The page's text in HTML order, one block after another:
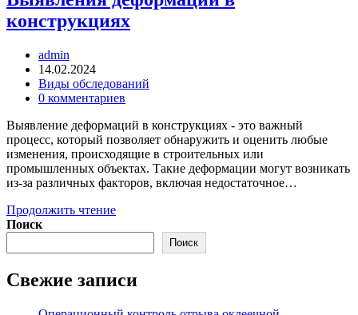
конструкциях
Автор
записи:
admin
Запись
опубликована:
14.02.2024
Рубрика
записи:
Виды обследований
Комментарии
записи:
0 комментариев
Выявление деформаций в конструкциях - это важный
процесс, который позволяет обнаружить и оценить любые
изменения, происходящие в строительных или
промышленных объектах. Такие деформации могут возникать
из-за различных факторов, включая недостаточное…
Продолжить чтениеВыявления
конструкциях
Поиск
Поиск
Свежие записи